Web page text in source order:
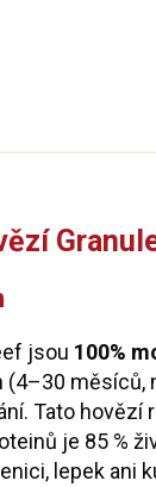
jsou 100%
měsíců,
Tato hovězí
je 85 %
lepek ani